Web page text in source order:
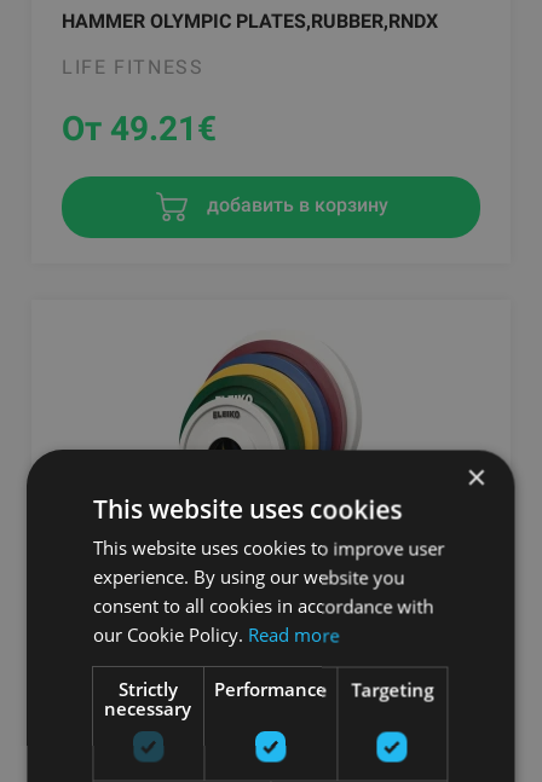
HAMMER OLYMPIC PLATES,RUBBER,RNDX
LIFE FITNESS
От 49.21€
добавить в корзину
ELEIKO IWF WEIGHTLIFTING COMP./TRAINING
DISCS RC
От 19.00
×
This website uses cookies
This website uses cookies to improve user
experience. By using our website you
consent to all cookies in accordance with
our Cookie Policy. Read more
Strictly
necessary
Performance Targeting